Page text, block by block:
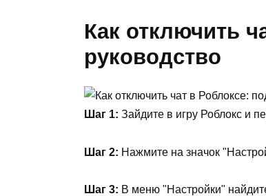
Как отключить
руководство
Шаг 1: Зайдите в игру Роблокс и
Шаг 2: Нажмите на значок
Шаг 3: В меню "Настройки"